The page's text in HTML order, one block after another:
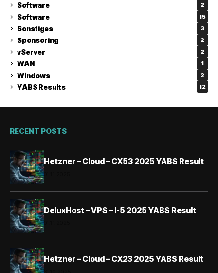
Software 2
Software 15
Sonstiges 3
Sponsoring 2
vServer 2
WAN 1
Windows 2
YABS Results 12
RECENT POSTS
Hetzner – Cloud – CX53 2025 YABS Result
DeluxHost – VPS – I-5 2025 YABS Result
Hetzner – Cloud – CX23 2025 YABS Result